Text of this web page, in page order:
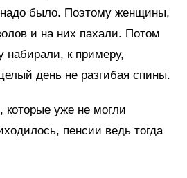
было. Поэтому женщины,
и на них пахали. Потом
набирали, к примеру,
день не разгибая спины.
уже не могли
пенсии ведь тогда